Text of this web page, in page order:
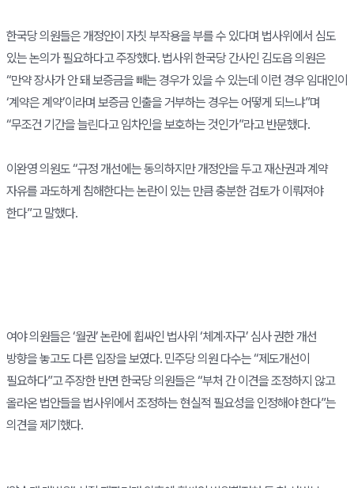
한국당 의원들은 개정안이 자칫 부작용을 부를 수 있다며 법사위에서 심도
있는 논의가 필요하다고 주장했다. 법사위 한국당 간사인 김도읍 의원은
“만약 장사가 안 돼 보증금을 빼는 경우가 있을 수 있는데 이런 경우 임대인이
‘계약은 계약’이라며 보증금 인출을 거부하는 경우는 어떻게 되느냐”며
“무조건 기간을 늘린다고 임차인을 보호하는 것인가”라고 반문했다.
이완영 의원도 “규정 개선에는 동의하지만 개정안을 두고 재산권과 계약
자유를 과도하게 침해한다는 논란이 있는 만큼 충분한 검토가 이뤄져야
한다”고 말했다.
여야 의원들은 ‘월권’ 논란에 휩싸인 법사위 ‘체계·자구’ 심사 권한 개선
방향을 놓고도 다른 입장을 보였다. 민주당 의원 다수는 “제도개선이
필요하다”고 주장한 반면 한국당 의원들은 “부처 간 이견을 조정하지 않고
올라온 법안들을 법사위에서 조정하는 현실적 필요성을 인정해야 한다”는
의견을 제기했다.